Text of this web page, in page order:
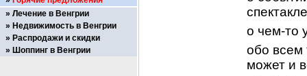
о чем-то
обо всем
может и
Лечение в Венгрии
Недвижимость в Венгрии
Распродажи и скидки
Шоппинг в Венгрии